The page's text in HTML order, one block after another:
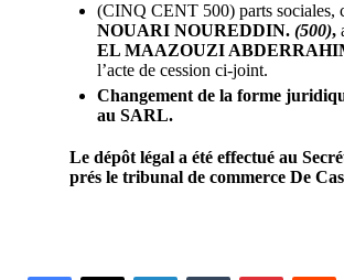
(CINQ CENT 500) parts sociales,
NOUARI NOUREDDIN. (500),
EL MAAZOUZI
l’acte de cession ci-joint.
Changement de la forme
au SARL.
Le dépôt légal a été effectué au
prés le tribunal de commerce De